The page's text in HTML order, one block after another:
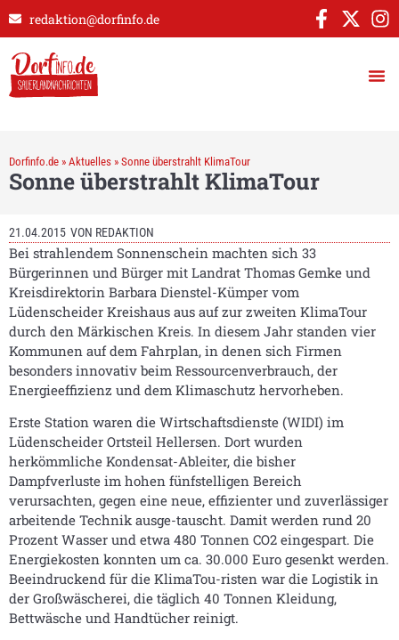
redaktion@dorfinfo.de
Dorfinfo.de » Aktuelles » Sonne überstrahlt KlimaTour
Sonne überstrahlt KlimaTour
21.04.2015 VON REDAKTION
Bei strahlendem Sonnenschein machten sich 33
Bürgerinnen und Bürger mit Landrat Thomas Gemke und
Kreisdirektorin Barbara Dienstel-Kümper vom
Lüdenscheider Kreishaus aus auf zur zweiten KlimaTour
durch den Märkischen Kreis. In diesem Jahr standen vier
Kommunen auf dem Fahrplan, in denen sich Firmen
besonders innovativ beim Ressourcenverbrauch, der
Energieeffizienz und dem Klimaschutz hervorheben.
Erste Station waren die Wirtschaftsdienste (WIDI) im
Lüdenscheider Ortsteil Hellersen. Dort wurden
herkömmliche Kondensat-Ableiter, die bisher
Dampfverluste im hohen fünfstelligen Bereich
verursachten, gegen eine neue, effizienter und zuverlässiger
arbeitende Technik ausge-tauscht. Damit werden rund 20
Prozent Wasser und etwa 480 Tonnen CO2 eingespart. Die
Energiekosten konnten um ca. 30.000 Euro gesenkt werden.
Beeindruckend für die KlimaTou-risten war die Logistik in
der Großwäscherei, die täglich 40 Tonnen Kleidung,
Bettwäsche und Handtücher reinigt.